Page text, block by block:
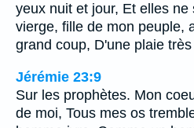
yeux nuit et jour, Et elles
vierge, fille de mon peuple,
grand coup, D'une plaie
Jérémie 23:9
Sur les prophètes. Mon
de moi, Tous mes os